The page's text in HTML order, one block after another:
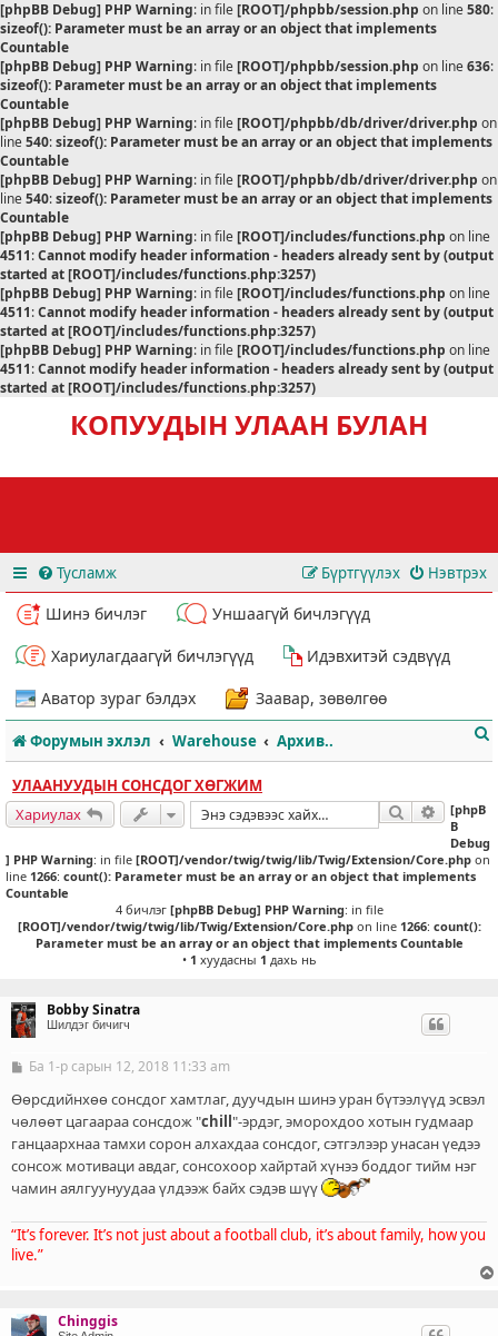
[phpBB Debug] PHP Warning: in file[ROOT]/phpbb/session.php on line580:
sizeof(): Parameter must be an array or an object that implements
Countable
[phpBB Debug] PHP Warning: in file[ROOT]/phpbb/session.php on line636:
sizeof(): Parameter must be an array or an object that implements
Countable
[phpBB Debug] PHP Warning: in file[ROOT]/phpbb/db/driver/driver.php on
line540:sizeof(): Parameter must be an array or an object that implements
Countable
[phpBB Debug] PHP Warning: in file[ROOT]/phpbb/db/driver/driver.php on
line540:sizeof(): Parameter must be an array or an object that implements
Countable
[phpBB Debug] PHP Warning: in file[ROOT]/includes/functions.php on line
4511:Cannot modify header information - headers already sent by (output
started at [ROOT]/includes/functions.php:3257)
[phpBB Debug] PHP Warning: in file[ROOT]/includes/functions.php on line
4511:Cannot modify header information - headers already sent by (output
started at [ROOT]/includes/functions.php:3257)
[phpBB Debug] PHP Warning: in file[ROOT]/includes/functions.php on line
4511:Cannot modify header information - headers already sent by (output
started at [ROOT]/includes/functions.php:3257)
КОПУУДЫН УЛААН БУЛАН
Тусламж Нэвтрэх
Бүртгүүлэх
Шинэ бичлэг
Уншаагүй бичлэгүүд
Хариулагдаагүй бичлэгүүд
Идэвхитэй сэдвүүд
Аватор зураг бэлдэх
Заавар, зөвөлгөө
Форумын эхлэл Warehouse Архив..
УЛААНУУДЫН СОНСДОГ ХӨГЖИМ
Хариулах
Хайлт
[phpB
B
Debug
] PHP Warning: in file [ROOT]/vendor/twig/twig/lib/Twig/Extension/Core.php on
line 1266: count(): Parameter must be an array or an object that implements
Countable
4 бичлэг [phpBB Debug] PHP Warning: in file
[ROOT]/vendor/twig/twig/lib/Twig/Extension/Core.phpon line 1266: count():
Parameter must be an array or an object that implements Countable
• 1 хуудасны 1 дахь нь
Bobby Sinatra
Шилдэг бичигч
Б
ч
э
г
Ба 1-р сарын 12, 2018 11:33 am
Өөрсдийнхөө сонсдог хамтлаг, дуучдын шинэ уран бүтээлүүд эсвэл
чөлөөт цагаараа сонсдож "chill"-эрдэг, эморохдоо хотын гудмаар
ганцаархнаа тамхи сорон алхахдаа сонсдог, сэтгэлээр унасан үедээ
сонсож мотиваци авдаг, сонсохоор хайртай хүнээ боддог тийм нэг
чамин аялгуунуудаа үлдээж байх сэдэв шүү
“It’s forever. It’s not just about a football club, it’s about family, how you
live.”
Chinggis